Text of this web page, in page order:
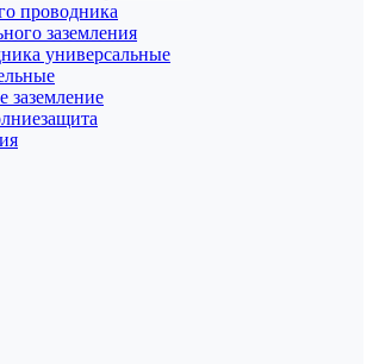
проводника
заземления
универсальные
заземление